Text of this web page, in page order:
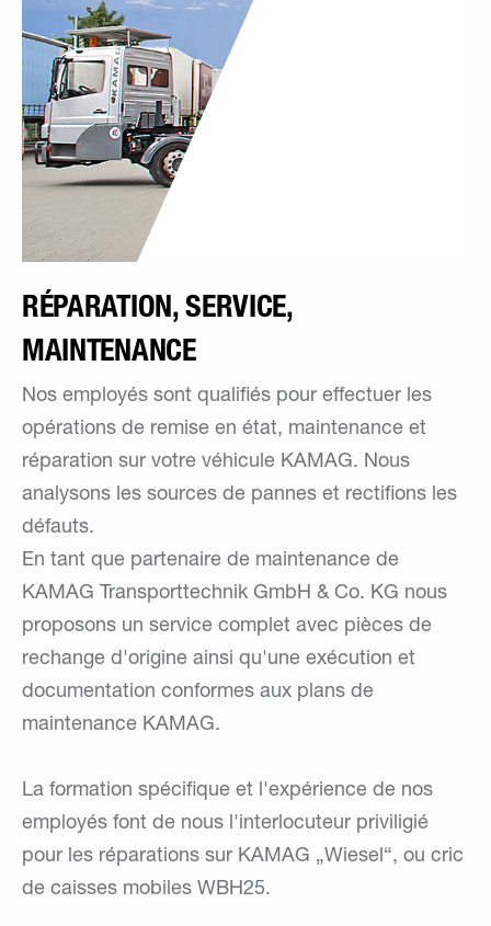
RÉPARATION, SERVICE,
MAINTENANCE
Nos employés sont qualifiés pour effectuer les
opérations de remise en état, maintenance et
réparation sur votre véhicule KAMAG. Nous
analysons les sources de pannes et rectifions les
défauts.
En tant que partenaire de maintenance de
KAMAG Transporttechnik GmbH & Co. KG nous
proposons un service complet avec pièces de
rechange d'origine ainsi qu'une exécution et
documentation conformes aux plans de
maintenance KAMAG.
La formation spécifique et l'expérience de nos
employés font de nous l'interlocuteur priviligié
pour les réparations sur KAMAG „Wiesel“, ou cric
de caisses mobiles WBH25.